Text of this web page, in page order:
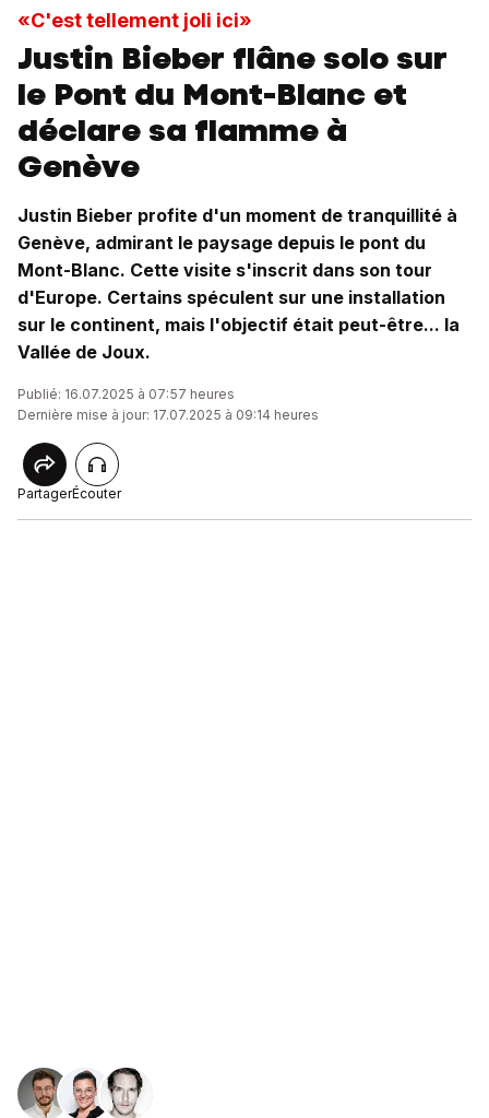
«C'est tellement joli ici»
Justin Bieber flâne solo sur
le Pont du Mont-Blanc et
déclare sa flamme à
Genève
Justin Bieber profite d'un moment de tranquillité à
Genève, admirant le paysage depuis le pont du
Mont-Blanc. Cette visite s'inscrit dans son tour
d'Europe. Certains spéculent sur une installation
sur le continent, mais l'objectif était peut-être... la
Vallée de Joux.
Publié: 16.07.2025 à 07:57 heures
Dernière mise à jour: 17.07.2025 à 09:14 heures
PartagerÉcouter